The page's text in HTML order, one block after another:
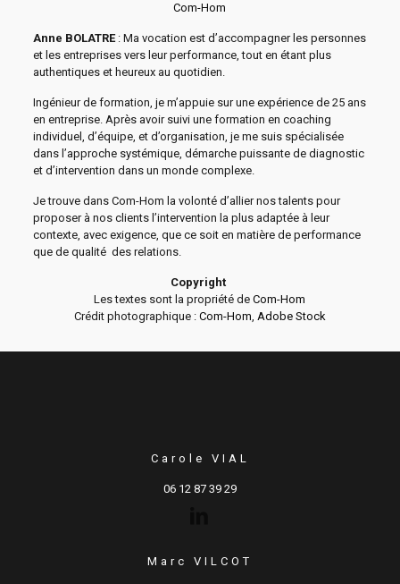
Com-Hom
Anne BOLATRE: Ma vocation est d’accompagner les personnes
et les entreprises vers leur performance, tout en étant plus
authentiques et heureux au quotidien.
Ingénieur de formation, je m’appuie sur une expérience de 25 ans
en entreprise. Après avoir suivi une formation en coaching
individuel, d’équipe, et d’organisation, je me suis spécialisée
dans l’approche systémique, démarche puissante de diagnostic
et d’intervention dans un monde complexe.
Je trouve dans Com-Hom la volonté d’allier nos talents pour
proposer à nos clients l’intervention la plus adaptée à leur
contexte, avec exigence, que ce soit en matière de performance
que de qualité des relations.
Copyright
Les textes sont la propriété deCom-Hom
Crédit photographique : Com-Hom, Adobe Stock
Carole VIAL
06 12 87 39 29
Marc VILCOT